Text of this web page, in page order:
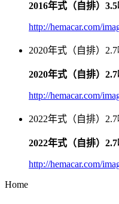
2016年式（自排）
http://hemacar.com/
2020年式（自排）
2020年式（自排）
http://hemacar.com/
2022年式（自排）
2022年式（自排）
http://hemacar.com/
Home